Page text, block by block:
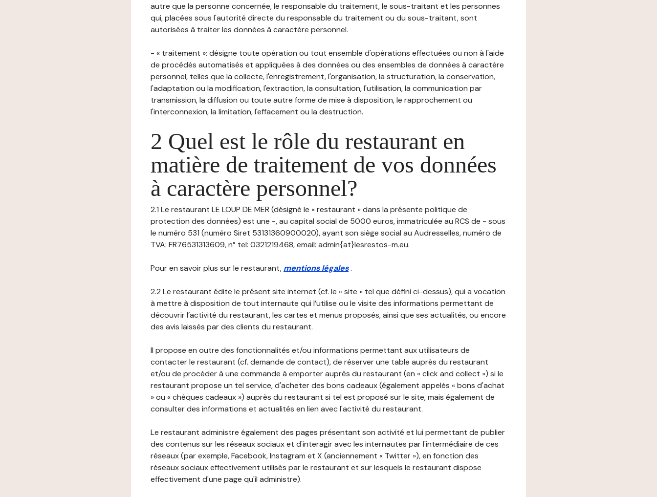
autre que la personne concernée, le responsable du traitement, le sous-traitant et les personnes
qui, placées sous l'autorité directe du responsable du traitement ou du sous-traitant, sont
autorisées à traiter les données à caractère personnel.
- « traitement »: désigne toute opération ou tout ensemble d'opérations effectuées ou non à l'aide
de procédés automatisés et appliquées à des données ou des ensembles de données à caractère
personnel, telles que la collecte, l'enregistrement, l'organisation, la structuration, la conservation,
l'adaptation ou la modification, l'extraction, la consultation, l'utilisation, la communication par
transmission, la diffusion ou toute autre forme de mise à disposition, le rapprochement ou
l'interconnexion, la limitation, l'effacement ou la destruction.
2 Quel est le rôle du restaurant en
matière de traitement de vos données
à caractère personnel?
2.1 Le restaurant LE LOUP DE MER (désigné le « restaurant » dans la présente politique de
protection des données) est une -, au capital social de 5000 euros, immatriculée au RCS de - sous
le numéro 531 (numéro Siret 53131360900020), ayant son siège social au Audresselles, numéro de
TVA: FR76531313609, n° tel: 0321219468, email: admin{at}lesrestos-m.eu.
Pour en savoir plus sur le restaurant, mentions légales.
2.2 Le restaurant édite le présent site internet (cf. le « site » tel que défini ci-dessus), qui a vocation
à mettre à disposition de tout internaute qui l’utilise ou le visite des informations permettant de
découvrir l’activité du restaurant, les cartes et menus proposés, ainsi que ses actualités, ou encore
des avis laissés par des clients du restaurant.
Il propose en outre des fonctionnalités et/ou informations permettant aux utilisateurs de
contacter le restaurant (cf. demande de contact), de réserver une table auprès du restaurant
et/ou de procéder à une commande à emporter auprès du restaurant (en « click and collect ») si le
restaurant propose un tel service, d'acheter des bons cadeaux (également appelés « bons d'achat
» ou « chèques cadeaux ») auprès du restaurant si tel est proposé sur le site, mais également de
consulter des informations et actualités en lien avec l'activité du restaurant.
Le restaurant administre également des pages présentant son activité et lui permettant de publier
des contenus sur les réseaux sociaux et d'interagir avec les internautes par l'intermédiaire de ces
réseaux (par exemple, Facebook, Instagram et X (anciennement « Twitter »), en fonction des
réseaux sociaux effectivement utilisés par le restaurant et sur lesquels le restaurant dispose
effectivement d'une page qu'il administre).